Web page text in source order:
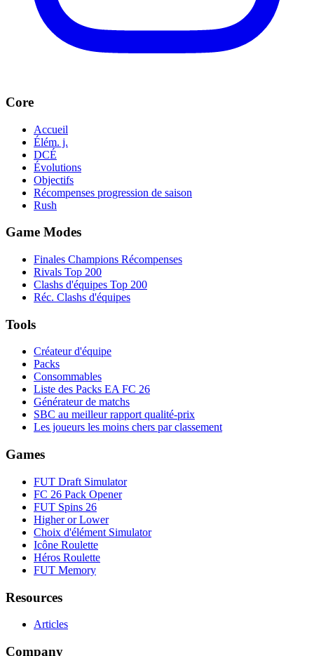
Core
Accueil
Élém. j.
DCÉ
Évolutions
Objectifs
Récompenses progression de saison
Rush
Game Modes
Finales Champions Récompenses
Rivals Top 200
Clashs d'équipes Top 200
Réc. Clashs d'équipes
Tools
Créateur d'équipe
Packs
Consommables
Liste des Packs EA FC 26
Générateur de matchs
SBC au meilleur rapport qualité-prix
Les joueurs les moins chers par classement
Games
FUT Draft Simulator
FC 26 Pack Opener
FUT Spins 26
Higher or Lower
Choix d'élément Simulator
Icône Roulette
Héros Roulette
FUT Memory
Resources
Articles
Company